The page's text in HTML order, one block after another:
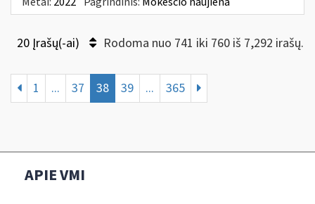
20 Įrašų(-ai) Rodoma nuo 741 iki 760 iš 7,292 irašų.
1 ... 37 38 39 ... 365
APIE VMI